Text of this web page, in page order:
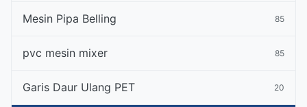
Mesin Pipa Belling 85
pvc mesin mixer 85
Garis Daur Ulang PET 20